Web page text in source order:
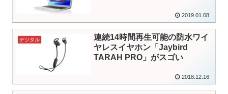
2019.01.08
デジタル
連続14時間再生可能の防水ワイ
ヤレスイヤホン「Jaybird
TARAH PRO」がスゴい
2018.12.16